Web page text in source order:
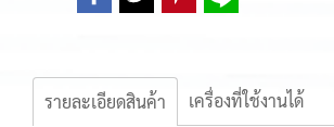
รายละเอียดสินค้า เครื่องที่ใช้งานได้